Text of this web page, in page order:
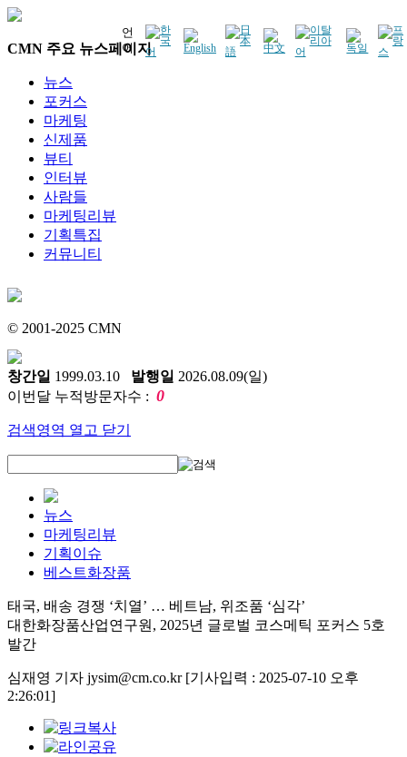
언
어
CMN 주요 뉴스페이지
뉴스
포커스
마케팅
신제품
뷰티
인터뷰
사람들
마케팅리뷰
기획특집
커뮤니티
© 2001-2025 CMN
창간일 1999.03.10 발행일 2026.08.09(일)
이번달 누적방문자수 : 0
검색영역 열고 닫기
뉴스
마케팅리뷰
기획이슈
베스트화장품
태국, 배송 경쟁 ‘치열’ … 베트남, 위조품 ‘심각’
대한화장품산업연구원, 2025년 글로벌 코스메틱 포커스 5호
발간
심재영 기자 jysim@cm.co.kr [기사입력 : 2025-07-10 오후
2:26:01]